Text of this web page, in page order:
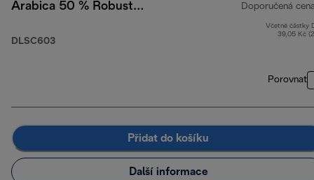
Arabica 50 % Robusta,
DLSC603
Doporučená
Včetně částky
39,05 Kč
Porovnat
Přidat do košíku
Další informace